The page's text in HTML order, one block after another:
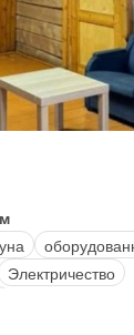
Электричество